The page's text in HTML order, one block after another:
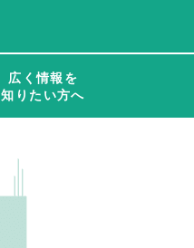
広く情報を
知りたい方へ